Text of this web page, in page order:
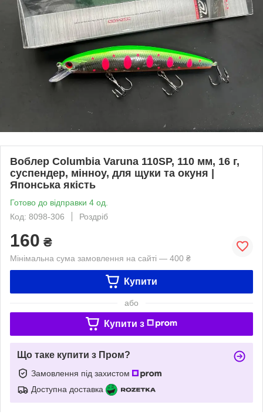
Воблер Columbia Varuna 110SP, 110 мм, 16 г,
суспендер, мінноу, для щуки та окуня |
Японська якість
Готово до відправки 4 од.
Код: 8098-306
Роздріб
160 ₴
Мінімальна сума замовлення на сайті — 400 ₴
Купити
або
Купити з
Що таке купити з Пром?
Замовлення під захистом
Доступна доставка